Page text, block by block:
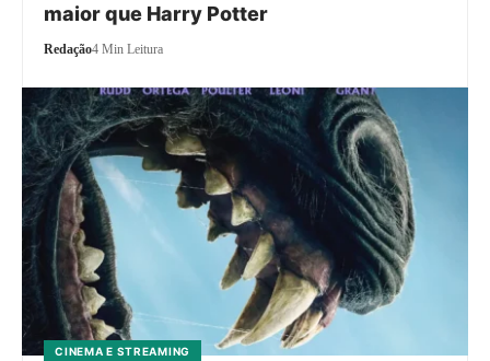
maior que Harry Potter
Redação4 Min Leitura
CINEMA E STREAMING